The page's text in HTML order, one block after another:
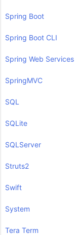
Spring Boot
Spring Boot CLI
Spring Web Services
SpringMVC
SQL
SQLite
SQLServer
Struts2
Swift
System
Tera Term